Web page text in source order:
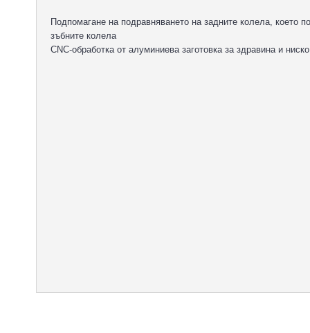
Подпомагане на подравняването на задните колела, което
зъбните колела
CNC-обработка от алуминиева заготовка за здравина и